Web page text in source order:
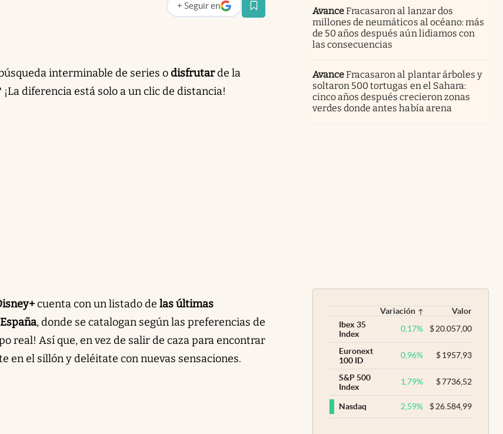
+ Seguir en
abre en nueva pestaña
interminable de series odisfrutarde la
diferencia está solo a un clic de distancia!
cuenta con un listado de las últimas
, donde se catalogan según las preferencias de
real! Así que, en vez de salir de caza para encontrar
en el sillón y deléitate con nuevas sensaciones.
AvanceFracasaron al lanzar dos
millones de neumáticos al océano: más
de 50 años después aún lidiamos con
las consecuencias
AvanceFracasaron al plantar árboles y
soltaron 500 tortugas en el Sahara:
cinco años después crecieron zonas
verdes donde antes había arena
Variación
Valor
Ibex 35
Index
0,17% $20.057,00
Euronext
100 ID
0,96% $1957,93
S&P 500
Index
1,79% $7736,52
Nasdaq 2,59% $26.584,99